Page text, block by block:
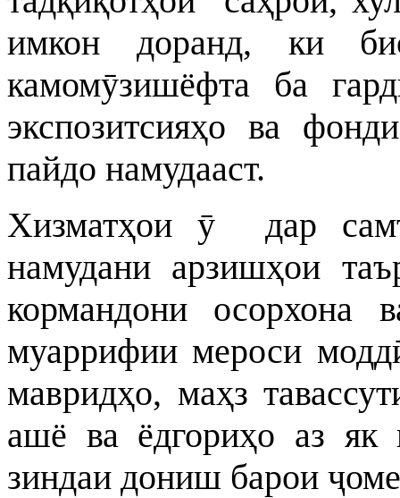
имкон доранд, ки
камомӯзишёфта ба
экспозитсияҳо ва фонди
пайдо намудааст.
Хизматҳои ӯ дар
намудани арзишҳои
кормандони осорхона
муаррифии мероси
мавридҳо, маҳз
ашё ва ёдгориҳо аз
зиндаи дониш барои